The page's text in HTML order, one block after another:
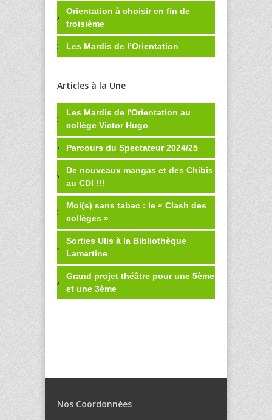
Orientation à choisir en fin de
troisième
Les Mardis de l’Orientation
Articles à la Une
Les Mardis de l'Orientation au
collège Victor Hugo
Parcours du Spectateur 2024/25
De nouveaux mangas et des Chibis
au CDI !!!
Moi(s) sans tabac : le « Clash des
collèges »
Sorties Ulis à la Bibliothèque
Lamartine
Grand projet théâtre pour une 5ème
et une 3ème
Nos Coordonnées